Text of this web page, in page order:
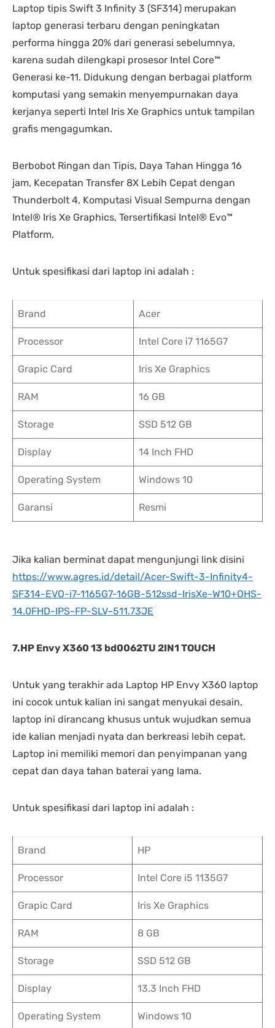
Laptop tipis Swift 3 Infinity 3 (SF314) merupakan
laptop generasi terbaru dengan peningkatan
performa hingga 20% dari generasi sebelumnya,
karena sudah dilengkapi prosesor Intel Core™
Generasi ke-11. Didukung dengan berbagai platform
komputasi yang semakin menyempurnakan daya
kerjanya seperti Intel Iris Xe Graphics untuk tampilan
grafis mengagumkan.
Berbobot Ringan dan Tipis, Daya Tahan Hingga 16
jam, Kecepatan Transfer 8X Lebih Cepat dengan
Thunderbolt 4, Komputasi Visual Sempurna dengan
Intel® Iris Xe Graphics, Tersertifikasi Intel® Evo™
Platform,
Untuk spesifikasi dari laptop ini adalah :
Brand Acer
Processor Intel Core i7 1165G7
Grapic Card Iris Xe Graphics
RAM 16 GB
Storage SSD 512 GB
Display 14 Inch FHD
Operating System Windows 10
Garansi Resmi
Jika kalian berminat dapat mengunjungi link disini
https://www.agres.id/detail/Acer-Swift-3-Infinity4-
SF314-EVO-i7-1165G7-16GB-512ssd-IrisXe-W10+OHS-
14.0FHD-IPS-FP-SLV–511.73JE
7.HP Envy X360 13 bd0062TU 2IN1 TOUCH
Untuk yang terakhir ada Laptop HP Envy X360 laptop
ini cocok untuk kalian ini sangat menyukai desain,
laptop ini dirancang khusus untuk wujudkan semua
ide kalian menjadi nyata dan berkreasi lebih cepat.
Laptop ini memiliki memori dan penyimpanan yang
cepat dan daya tahan baterai yang lama.
Untuk spesifikasi dari laptop ini adalah :
Brand HP
Processor Intel Core i5 1135G7
Grapic Card Iris Xe Graphics
RAM 8 GB
Storage SSD 512 GB
Display 13.3 Inch FHD
Operating System Windows 10